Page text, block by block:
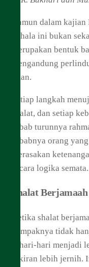
Namun dalam
pahala ini bukan
merupakan bentuk
mengandung
iman.
Setiap langkah
shalat, dan setiap
sebab turunnya
sebabnya orang
merasakan
secara logika semata.
Shalat
Ketika shalat
dampaknya tidak
sehari-hari menjadi
pikiran lebih jernih.